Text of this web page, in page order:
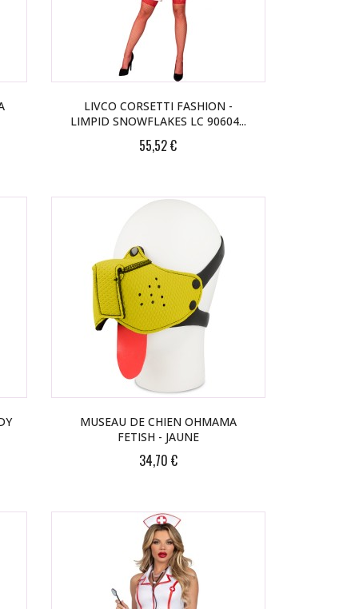
LIVCO CORSETTI FASHION -
LIMPID SNOWFLAKES LC 90604...
55,52 €
MUSEAU DE CHIEN OHMAMA
FETISH - JAUNE
34,70 €